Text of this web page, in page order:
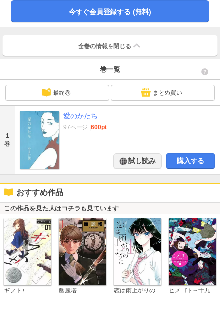
今すぐ会員登録する (無料)
全巻の情報を 閉じる
巻一覧
最終巻 まとめ買い
1
巻
愛のかたち
97ページ 600pt
試し読み 購入する
おすすめ作品
この作品を見た人はコチラも見ています
ギフト± 幽麗塔 恋は雨上がりのように ヒメゴト～十九歳の制服～